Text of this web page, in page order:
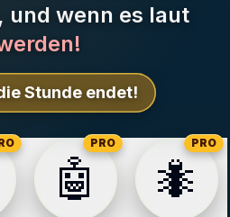
und wenn es laut
Stunde endet!
🤖
PRO
🐜
PRO